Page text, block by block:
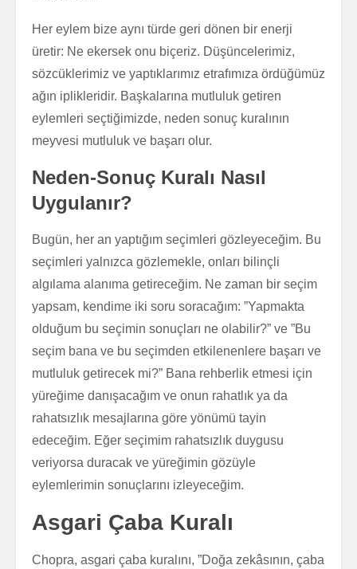
Her eylem bize aynı türde geri dönen bir enerji
üretir: Ne ekersek onu biçeriz. Düşüncelerimiz,
sözcüklerimiz ve yaptıklarımız etrafımıza ördüğümüz
ağın iplikleridir. Başkalarına mutluluk getiren
eylemleri seçtiğimizde, neden sonuç kuralının
meyvesi mutluluk ve başarı olur.
Neden-Sonuç Kuralı Nasıl
Uygulanır?
Bugün, her an yaptığım seçimleri gözleyeceğim. Bu
seçimleri yalnızca gözlemekle, onları bilinçli
algılama alanıma getireceğim. Ne zaman bir seçim
yapsam, kendime iki soru soracağım: ”Yapmakta
olduğum bu seçimin sonuçları ne olabilir?” ve ”Bu
seçim bana ve bu seçimden etkilenenlere başarı ve
mutluluk getirecek mi?” Bana rehberlik etmesi için
yüreğime danışacağım ve onun rahatlık ya da
rahatsızlık mesajlarına göre yönümü tayin
edeceğim. Eğer seçimim rahatsızlık duygusu
veriyorsa duracak ve yüreğimin gözüyle
eylemlerimin sonuçlarını izleyeceğim.
Asgari Çaba Kuralı
Chopra, asgari çaba kuralını, ”Doğa zekâsının, çaba